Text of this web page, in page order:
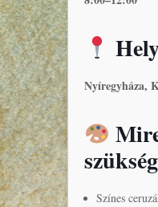
Nyíregyháza,
Színes